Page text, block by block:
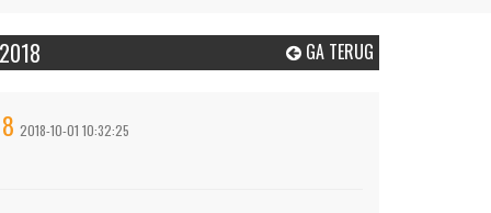
GA TERUG
2018-10-01 10:32:25